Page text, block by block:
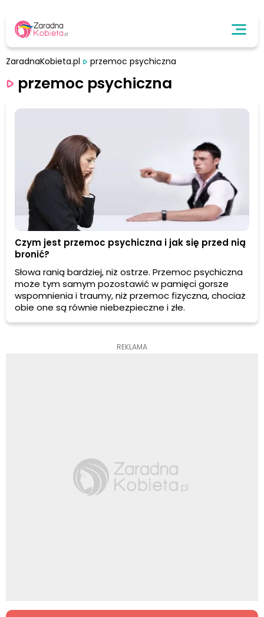
ZaradnaKobieta.pl przemoc psychiczna
przemoc psychiczna
Czym jest przemoc psychiczna i jak się przed nią
bronić?
Słowa ranią bardziej, niż ostrze. Przemoc psychiczna
może tym samym pozostawić w pamięci gorsze
wspomnienia i traumy, niż przemoc fizyczna, chociaż
obie one są równie niebezpieczne i złe.
REKLAMA